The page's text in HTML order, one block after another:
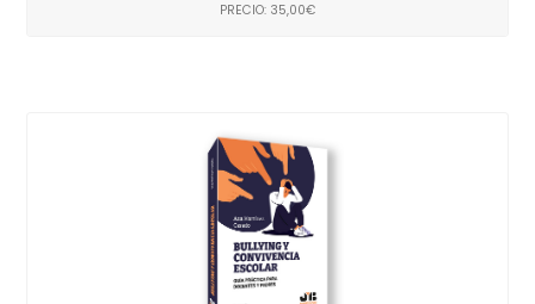
PRECIO: 35,00€